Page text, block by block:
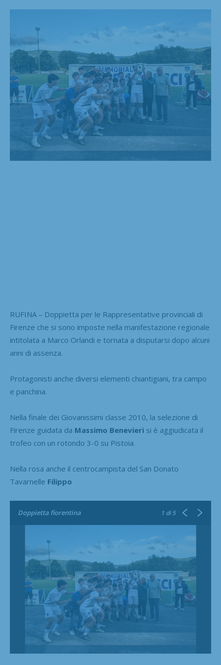
RUFINA – Doppietta per le Rappresentative provinciali di
Firenze che si sono imposte nella manifestazione regionale
intitolata a Marco Orlandi e tornata a disputarsi dopo alcuni
anni di assenza.
Protagonisti anche diversi elementi chiantigiani, tra campo
e panchina.
Nella finale dei Giovanissimi classe 2010, la selezione di
Firenze guidata da Massimo Benevieri si è aggiudicata il
trofeo con un rotondo 3-0 su Pistoia.
Nella rosa anche il centrocampista del San Donato
Tavarnelle Filippo
Doppietta fiorentina 1 di 5